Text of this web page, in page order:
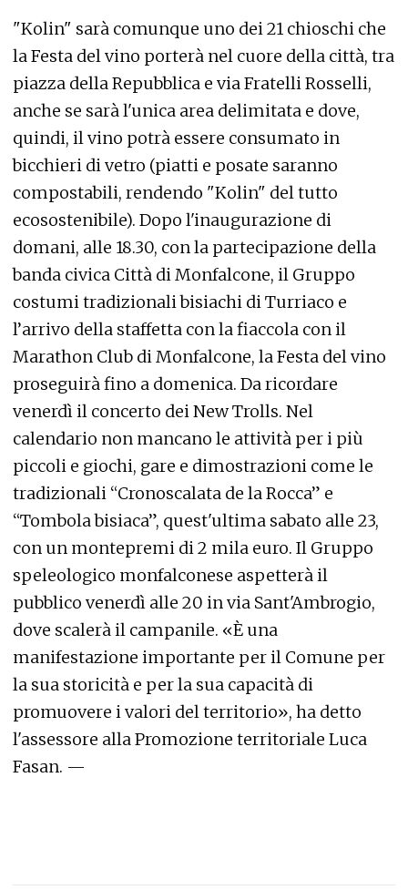
"Kolin" sarà comunque uno dei 21 chioschi che
la Festa del vino porterà nel cuore della città, tra
piazza della Repubblica e via Fratelli Rosselli,
anche se sarà l'unica area delimitata e dove,
quindi, il vino potrà essere consumato in
bicchieri di vetro (piatti e posate saranno
compostabili, rendendo "Kolin" del tutto
ecosostenibile). Dopo l'inaugurazione di
domani, alle 18.30, con la partecipazione della
banda civica Città di Monfalcone, il Gruppo
costumi tradizionali bisiachi di Turriaco e
l’arrivo della staffetta con la fiaccola con il
Marathon Club di Monfalcone, la Festa del vino
proseguirà fino a domenica. Da ricordare
venerdì il concerto dei New Trolls. Nel
calendario non mancano le attività per i più
piccoli e giochi, gare e dimostrazioni come le
tradizionali “Cronoscalata de la Rocca” e
“Tombola bisiaca”, quest'ultima sabato alle 23,
con un montepremi di 2 mila euro. Il Gruppo
speleologico monfalconese aspetterà il
pubblico venerdì alle 20 in via Sant'Ambrogio,
dove scalerà il campanile. «È una
manifestazione importante per il Comune per
la sua storicità e per la sua capacità di
promuovere i valori del territorio», ha detto
l'assessore alla Promozione territoriale Luca
Fasan. —